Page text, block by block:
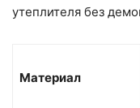
утеплителя без
Материал